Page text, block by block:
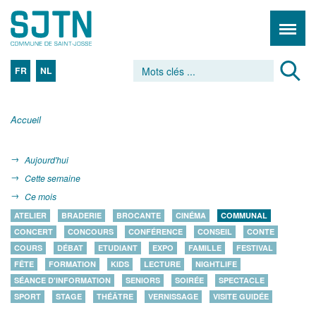
FR NL
Accueil
Aujourd'hui
Cette semaine
Ce mois
ATELIER BRADERIE BROCANTE CINÉMA
COMMUNAL
CONCERT
CONCOURS CONFÉRENCE CONSEIL
CONTE
COURS
DÉBAT ETUDIANT EXPO FAMILLE
FESTIVAL
FÊTE
FORMATION KIDS LECTURE
NIGHTLIFE
SÉANCE D'INFORMATION
SENIORS SOIRÉE
SPECTACLE
SPORT
STAGE THÉÂTRE VERNISSAGE VISITE GUIDÉE